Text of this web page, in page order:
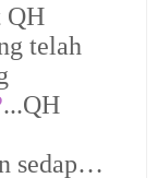
QH
telah
...QH
sedap…